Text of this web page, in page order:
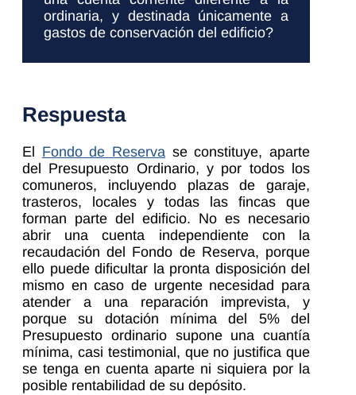
ordinaria, y destinada únicamente a
gastos de conservación del edificio?
Respuesta
El Fondo de Reserva se constituye, aparte
del Presupuesto Ordinario, y por todos los
comuneros, incluyendo plazas de garaje,
trasteros, locales y todas las fincas que
forman parte del edificio. No es necesario
abrir una cuenta independiente con la
recaudación del Fondo de Reserva, porque
ello puede dificultar la pronta disposición del
mismo en caso de urgente necesidad para
atender a una reparación imprevista, y
porque su dotación mínima del 5% del
Presupuesto ordinario supone una cuantía
mínima, casi testimonial, que no justifica que
se tenga en cuenta aparte ni siquiera por la
posible rentabilidad de su depósito.